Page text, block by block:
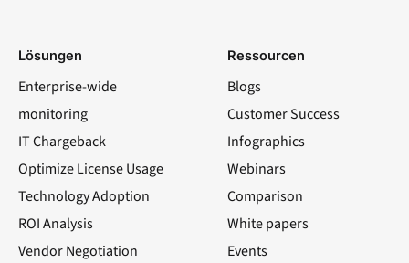
Lösungen
Enterprise-wide
monitoring
IT Chargeback
Optimize License Usage
Technology Adoption
ROI Analysis
Vendor Negotiation
Ressourcen
Blogs
Customer Success
Infographics
Webinars
Comparison
White papers
Events